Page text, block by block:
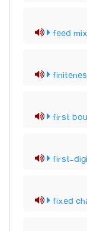
feed
first
first-
fixed